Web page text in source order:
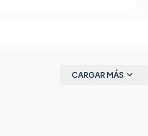
CARGAR MÁS keyboard_arrow_down